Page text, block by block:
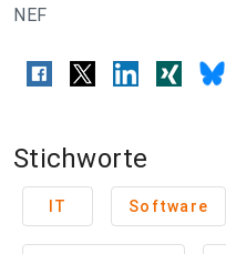
NEF
Stichworte
IT Software